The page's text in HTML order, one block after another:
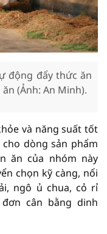
động đẩy thức ăn
(Ảnh: An Minh).
và năng suất tốt
dòng sản phẩm
ăn của nhóm này
chọn kỹ càng, nổi
ngô ủ chua, cỏ rỉ
cân bằng dinh